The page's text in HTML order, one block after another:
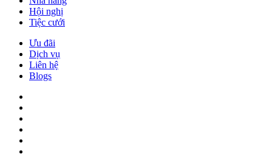
Phòng
Nhà hàng
Tiệc cưới
Ưu đãi
Dịch vụ